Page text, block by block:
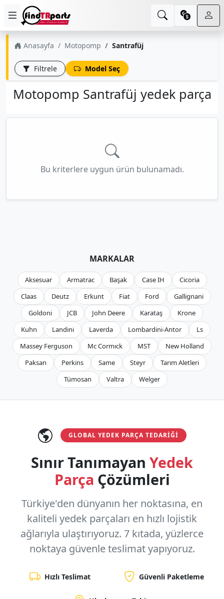
Anasayfa Motopomp Santrafüj
Filtrele Model Seç
Motopomp Santrafüj yedek parça
Bu kriterlere uygun ürün bulunamadı.
MARKALAR
Aksesuar Armatrac Başak Case IH
Cicoria
Claas
Deutz Erkunt Fiat Ford
Gallignani
Goldoni
JCB John Deere Karataş
Krone
Kuhn
Landini Laverda Lombardini-Antor
Ls
Massey Ferguson
Mc Cormıck MST
New Holland
Paksan
Perkins Same Steyr
Tarım Aletleri
Tümosan
Valtra Welger
GLOBAL YEDEK PARÇA TEDARIĞI
Sınır Tanımayan Yedek
Parça Çözümleri
Türkiye'den dünyanın her noktasına, en
kaliteli yedek parçaları en hızlı lojistik
ağlarıyla ulaştırıyoruz. 7 kıtada, yüzlerce
noktaya güvenle teslimat yapıyoruz.
Hızlı Teslimat Güvenli Paketleme